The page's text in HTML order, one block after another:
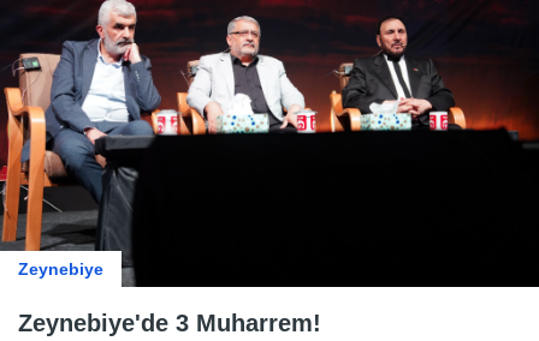
Zeynebiye
Zeynebiye'de 3 Muharrem!